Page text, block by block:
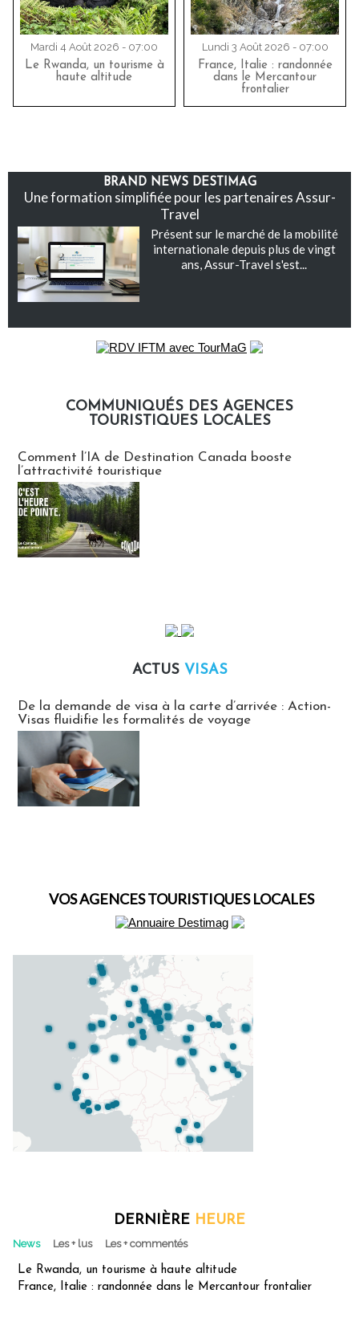
Mardi 4 Août 2026 - 07:00
Le Rwanda, un tourisme à
haute altitude
Lundi 3 Août 2026 - 07:00
France, Italie : randonnée
dans le Mercantour
frontalier
BRAND NEWS DESTIMAG
Une formation simplifiée pour les partenaires Assur-
Travel
Présent sur le marché de la mobilité
internationale depuis plus de vingt
ans, Assur-Travel s'est...
COMMUNIQUÉS DES AGENCES
TOURISTIQUES LOCALES
Comment l’IA de Destination Canada booste
l’attractivité touristique
ACTUS VISAS
De la demande de visa à la carte d’arrivée : Action-
Visas fluidifie les formalités de voyage
VOS AGENCES TOURISTIQUES LOCALES
DERNIÈRE HEURE
News Les + lus Les + commentés
Le Rwanda, un tourisme à haute altitude
France, Italie : randonnée dans le Mercantour frontalier